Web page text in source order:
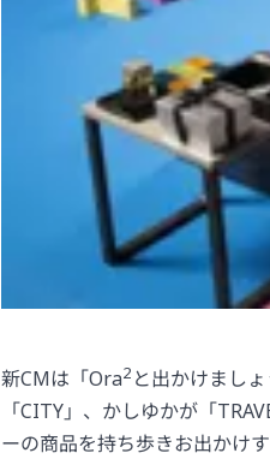
新CMは「Ora2 と出かけまし
「CITY」、かしゆかが「
ーの商品を持ち歩きお出かけ